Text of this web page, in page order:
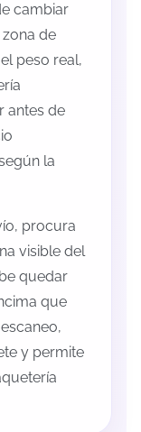
cambiar
de
peso real,
antes de
la
procura
visible del
quedar
que
y permite